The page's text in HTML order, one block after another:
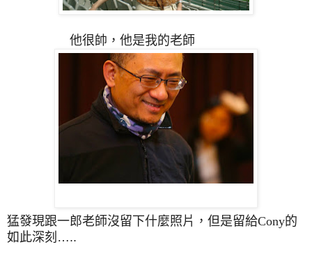
他很帥，他是我的老師
猛發現跟一郎老師沒留下什麼照片，但是留給Cony的
如此深刻 …..